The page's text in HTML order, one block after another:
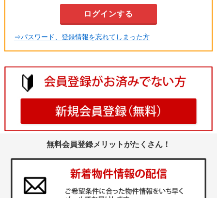
⇒パスワード、登録情報を忘れてしまった方
無料会員登録メリットがたくさん！